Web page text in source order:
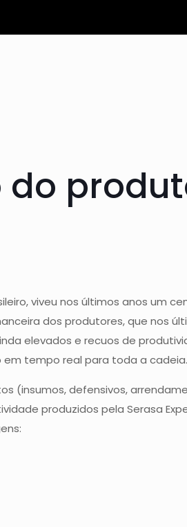
viveu nos últimos anos um
dos produtores, que nos
elevados e recuos de
tempo real para toda a cadeia.
(insumos, defensivos,
produzidos pela Serasa